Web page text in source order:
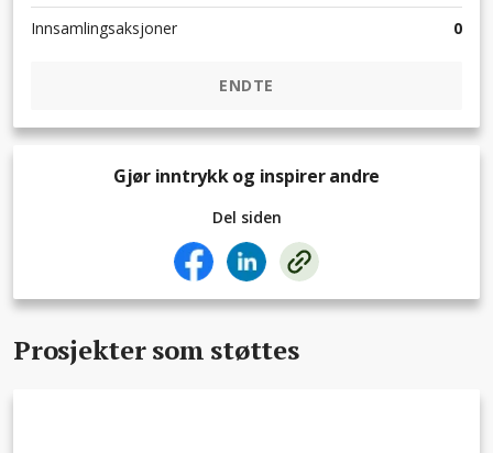
Innsamlingsaksjoner
0
ENDTE
Gjør inntrykk og inspirer andre
Del siden
Prosjekter som støttes